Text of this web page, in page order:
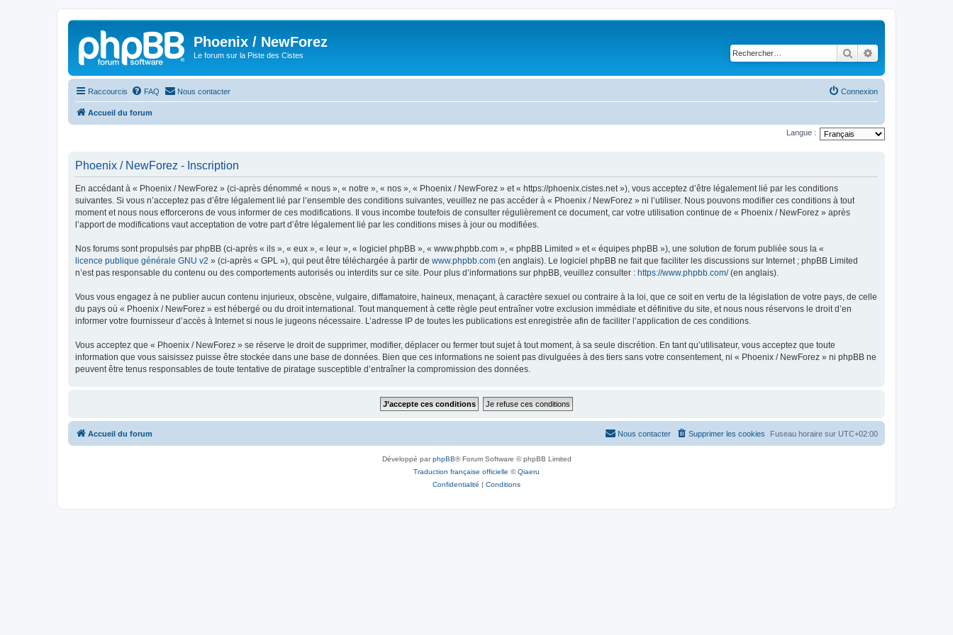
Phoenix / NewForez
Le forum sur la Piste des Cistes Rechercher
Raccourcis FAQ Nous contacter Connexion
Accueil du forum
Langue :
Phoenix / NewForez - Inscription
En accédant à « Phoenix / NewForez » (ci-après dénommé « nous », « notre », « nos », « Phoenix / NewForez » et « https://phoenix.cistes.net »), vous acceptez d’être légalement lié par les conditions
suivantes. Si vous n’acceptez pas d’être légalement lié par l’ensemble des conditions suivantes, veuillez ne pas accéder à « Phoenix / NewForez » ni l’utiliser. Nous pouvons modifier ces conditions à tout
moment et nous nous efforcerons de vous informer de ces modifications. Il vous incombe toutefois de consulter régulièrement ce document, car votre utilisation continue de « Phoenix / NewForez » après
l’apport de modifications vaut acceptation de votre part d’être légalement lié par les conditions mises à jour ou modifiées.
Nos forums sont propulsés par phpBB (ci-après « ils », « eux », « leur », « logiciel phpBB », « www.phpbb.com », « phpBB Limited » et « équipes phpBB »), une solution de forum publiée sous la «
licence publique générale GNU v2 » (ci-après « GPL »), qui peut être téléchargée à partir de www.phpbb.com (en anglais). Le logiciel phpBB ne fait que faciliter les discussions sur Internet ; phpBB Limited
n’est pas responsable du contenu ou des comportements autorisés ou interdits sur ce site. Pour plus d’informations sur phpBB, veuillez consulter : https://www.phpbb.com/(en anglais).
Vous vous engagez à ne publier aucun contenu injurieux, obscène, vulgaire, diffamatoire, haineux, menaçant, à caractère sexuel ou contraire à la loi, que ce soit en vertu de la législation de votre pays, de celle
du pays où « Phoenix / NewForez » est hébergé ou du droit international. Tout manquement à cette règle peut entraîner votre exclusion immédiate et définitive du site, et nous nous réservons le droit d’en
informer votre fournisseur d’accès à Internet si nous le jugeons nécessaire. L’adresse IP de toutes les publications est enregistrée afin de faciliter l’application de ces conditions.
Vous acceptez que « Phoenix / NewForez » se réserve le droit de supprimer, modifier, déplacer ou fermer tout sujet à tout moment, à sa seule discrétion. En tant qu’utilisateur, vous acceptez que toute
information que vous saisissez puisse être stockée dans une base de données. Bien que ces informations ne soient pas divulguées à des tiers sans votre consentement, ni « Phoenix / NewForez » ni phpBB ne
peuvent être tenus responsables de toute tentative de piratage susceptible d’entraîner la compromission des données.
Accueil du forum Fuseau horaire sur UTC+02:00
Supprimer les cookies
Nous contacter
Développé parphpBB® Forum Software © phpBB Limited
Traduction française officielle ©Qiaeru
Confidentialité | Conditions